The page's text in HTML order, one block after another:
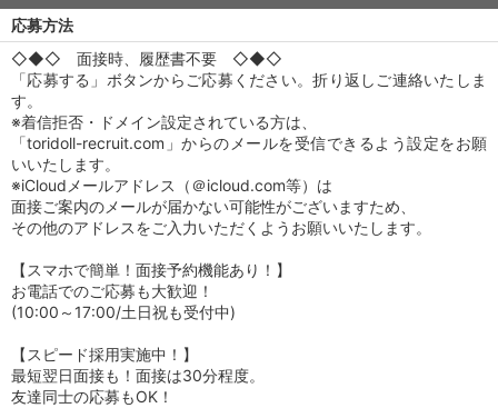
応募方法
◇◆◇ 面接時、履歴書不要 ◇◆◇
「応募する」ボタンからご応募ください。折り返しご連絡いたしま
す。
※着信拒否・ドメイン設定されている方は、
「toridoll-recruit.com」からのメールを受信できるよう設定をお願
いいたします。
※iCloudメールアドレス（＠icloud.com等）は
面接ご案内のメールが届かない可能性がございますため、
その他のアドレスをご入力いただくようお願いいたします。
【スマホで簡単！面接予約機能あり！】
お電話でのご応募も大歓迎！
(10:00～17:00/土日祝も受付中)
【スピード採用実施中！】
最短翌日面接も！面接は30分程度。
友達同士の応募もOK！